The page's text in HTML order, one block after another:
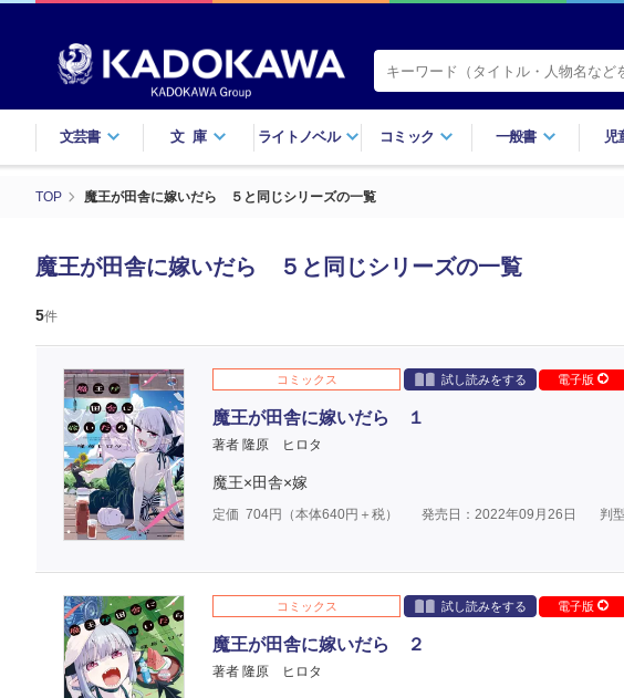
文芸書 文庫 ライトノベル コミック 一般書 児
TOP 魔王が田舎に嫁いだら ５と同じシリーズの一覧
魔王が田舎に嫁いだら ５と同じシリーズの一覧
5件
コミックス 試し読みをする 電子版
魔王が田舎に嫁いだら １
著者 隆原 ヒロタ
魔王×田舎×嫁
定価 704円（本体640円＋税） 発売日：2022年09月26日 判
コミックス 試し読みをする 電子版
魔王が田舎に嫁いだら ２
著者 隆原 ヒロタ